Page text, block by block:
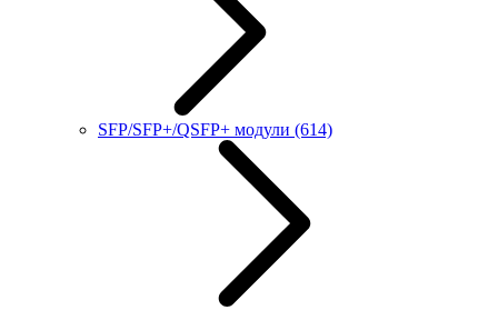
SFP/SFP+/QSFP+ модули (614)